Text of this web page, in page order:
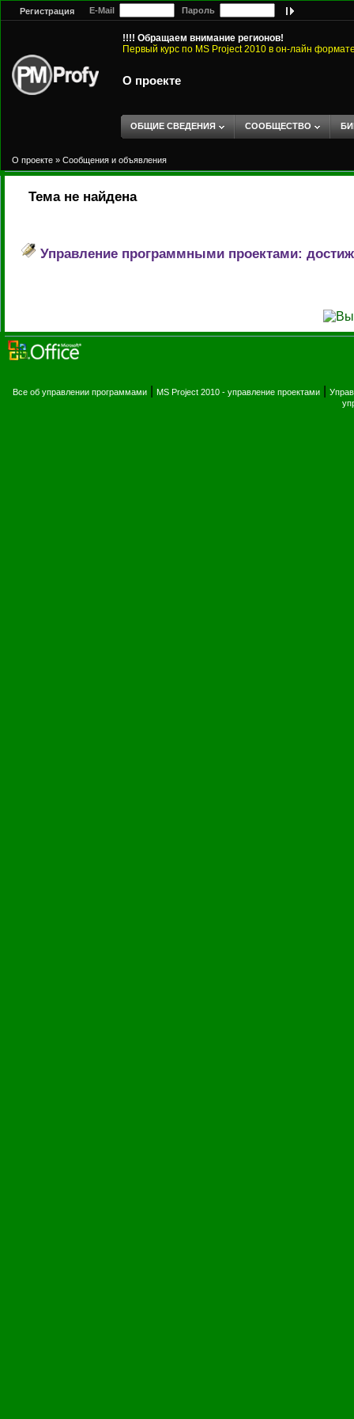
Регистрация E-Mail Пароль
!!!! Обращаем внимание регионов!
Первый курс по MS Project 2010 в он-лайн
О проекте
ОБЩИЕ СВЕДЕНИЯ СООБЩЕСТВО
О проекте » Сообщения и объявления
Тема не найдена
Управление программными проектами:
Все об управлении программами MS Project 2010 - управление проектами